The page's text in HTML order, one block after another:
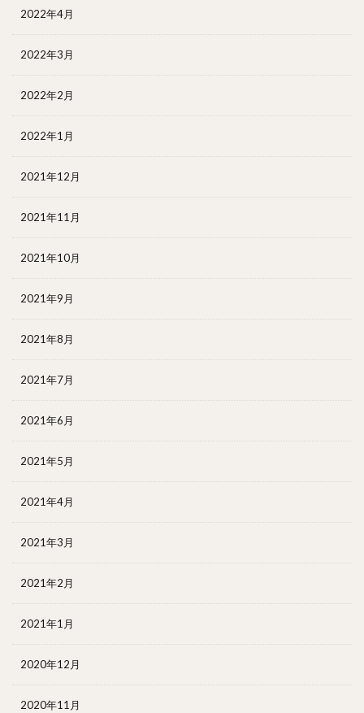
2022年4月
2022年3月
2022年2月
2022年1月
2021年12月
2021年11月
2021年10月
2021年9月
2021年8月
2021年7月
2021年6月
2021年5月
2021年4月
2021年3月
2021年2月
2021年1月
2020年12月
2020年11月